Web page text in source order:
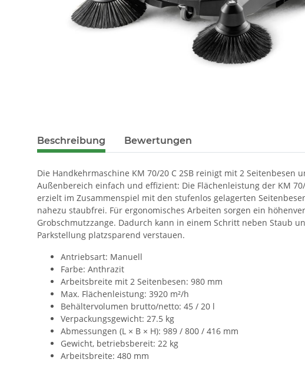
Beschreibung Bewertungen
Die Handkehrmaschine KM 70/20 C 2SB reinigt mit 2
Außenbereich einfach und effizient: Die Flächenleistung der KM
erzielt im Zusammenspiel mit den stufenlos gelagerten
nahezu staubfrei. Für ergonomisches Arbeiten sorgen ein
Grobschmutzzange. Dadurch kann in einem Schritt neben Staub
Parkstellung platzsparend verstauen.
Antriebsart: Manuell
Farbe: Anthrazit
Arbeitsbreite mit 2 Seitenbesen: 980 mm
Max. Flächenleistung: 3920 m²/h
Behältervolumen brutto/netto: 45 / 20 l
Verpackungsgewicht: 27.5 kg
Abmessungen (L × B × H): 989 / 800 / 416 mm
Gewicht, betriebsbereit: 22 kg
Arbeitsbreite: 480 mm